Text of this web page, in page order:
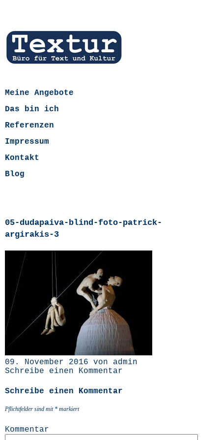
Meine Angebote
Das bin ich
Referenzen
Impressum
Kontakt
Blog
05-dudapaiva-blind-foto-patrick-
argirakis‑3
09. November 2016 von admin
Schreibe einen Kommentar
Schreibe einen Kommentar
Pflichtfelder sind mit * markiert
Kommentar